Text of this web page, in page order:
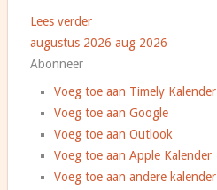
Lees verder
augustus 2026 aug 2026
Abonneer
Voeg toe aan Timely Kalender
Voeg toe aan Google
Voeg toe aan Outlook
Voeg toe aan Apple Kalender
Voeg toe aan andere kalender